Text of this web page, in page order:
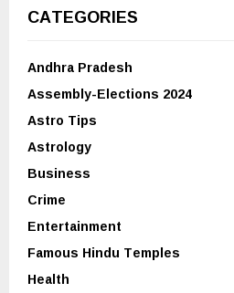
CATEGORIES
Andhra Pradesh
Assembly-Elections 2024
Astro Tips
Astrology
Business
Crime
Entertainment
Famous Hindu Temples
Health